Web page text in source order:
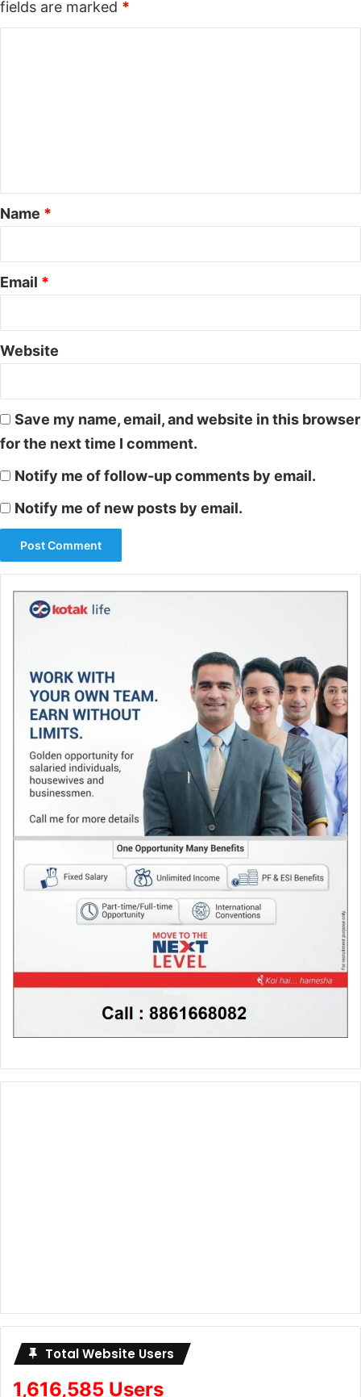
fields are marked *
*
Name *
Email *
Website
Save my name, email, and website in this browser
for the next time I comment.
Notify me of follow-up comments by email.
Notify me of new posts by email.
Total Website Users
1,616,585 Users